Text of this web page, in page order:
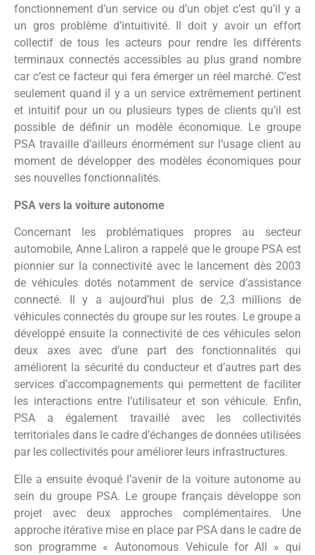
fonctionnement d’un service ou d’un objet c’est qu’il y a
un gros problème d’intuitivité. Il doit y avoir un effort
collectif de tous les acteurs pour rendre les différents
terminaux connectés accessibles au plus grand nombre
car c’est ce facteur qui fera émerger un réel marché. C’est
seulement quand il y a un service extrêmement pertinent
et intuitif pour un ou plusieurs types de clients qu’il est
possible de définir un modèle économique. Le groupe
PSA travaille d’ailleurs énormément sur l’usage client au
moment de développer des modèles économiques pour
ses nouvelles fonctionnalités.
PSA vers la voiture autonome
Concernant les problématiques propres au secteur
automobile, Anne Laliron a rappelé que le groupe PSA est
pionnier sur la connectivité avec le lancement dès 2003
de véhicules dotés notamment de service d’assistance
connecté. Il y a aujourd’hui plus de 2,3 millions de
véhicules connectés du groupe sur les routes. Le groupe a
développé ensuite la connectivité de ces véhicules selon
deux axes avec d’une part des fonctionnalités qui
améliorent la sécurité du conducteur et d’autres part des
services d’accompagnements qui permettent de faciliter
les interactions entre l’utilisateur et son véhicule. Enfin,
PSA a également travaillé avec les collectivités
territoriales dans le cadre d’échanges de données utilisées
par les collectivités pour améliorer leurs infrastructures.
Elle a ensuite évoqué l’avenir de la voiture autonome au
sein du groupe PSA. Le groupe français développe son
projet avec deux approches complémentaires. Une
approche itérative mise en place par PSA dans le cadre de
son programme « Autonomous Vehicule for All » qui